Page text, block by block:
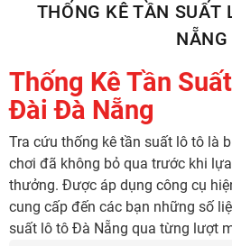
THỐNG KÊ TẦN SUẤT
NẴNG
Thống Kê Tần
Đài Đà Nẵng
Tra cứu thống kê tần suất lô tô là
chơi đã không bỏ qua trước khi
thưởng. Được áp dụng công cụ
cung cấp đến các bạn những số
suất lô tô Đà Nẵng qua từng lượt